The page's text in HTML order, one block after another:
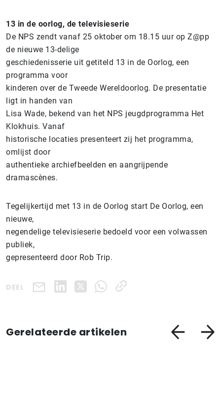
13 in de oorlog, de televisieserie
De NPS zendt vanaf 25 oktober om 18.15 uur op Z@pp
de nieuwe 13-delige
geschiedenisserie uit getiteld 13 in de Oorlog, een
programma voor
kinderen over de Tweede Wereldoorlog. De presentatie
ligt in handen van
Lisa Wade, bekend van het NPS jeugdprogramma Het
Klokhuis. Vanaf
historische locaties presenteert zij het programma,
omlijst door
authentieke archiefbeelden en aangrijpende
dramascènes.
Tegelijkertijd met 13 in de Oorlog start De Oorlog, een
nieuwe,
negendelige televisieserie bedoeld voor een volwassen
publiek,
gepresenteerd door Rob Trip.
DEEL
Gerelateerde artikelen